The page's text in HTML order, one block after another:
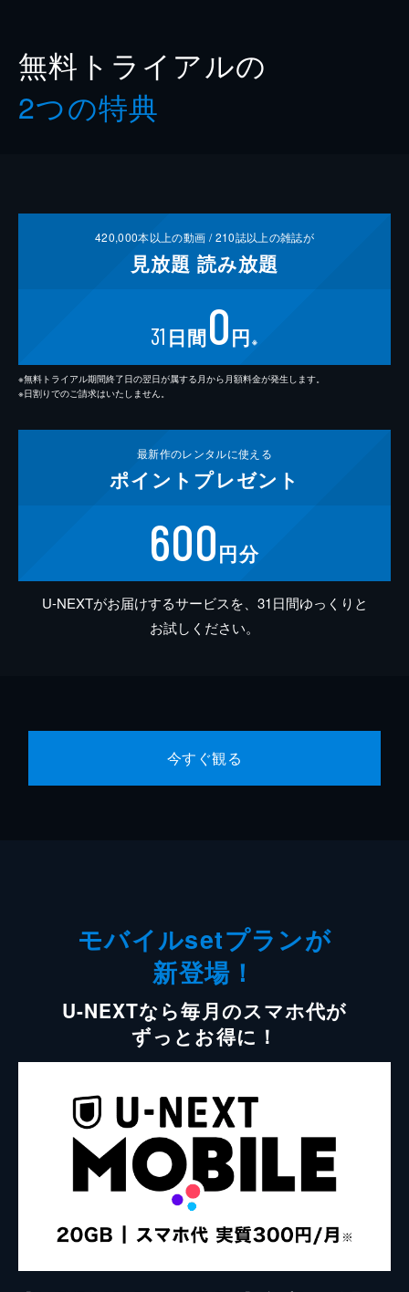
無料トライアルの
2つの特典
420,000本以上の動画 /210誌以上の雑誌が
見放題 読み放題
31 日間0円 ※
※無料トライアル期間終了日の翌日が属する月から月額料金が発生します。
※日割りでのご請求はいたしません。
最新作のレンタルに使える
ポイント プレゼント
600円分
U-NEXTがお届けするサービスを、31日間ゆっくりと
お試しください。
今すぐ観る
モバイルsetプランが
新登場！
U-NEXTなら毎月のスマホ代が
ずっとお得に！